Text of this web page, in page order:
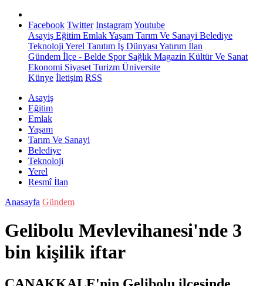
Facebook Twitter InstagramYoutube
Asayiş Eğitim EmlakYaşam Tarım Ve Sanayi Belediye
Teknoloji Yerel Tanıtım İş Dünyası Yatırım İlan
Gündem İlçe - Belde SporSağlık Magazin Kültür Ve Sanat
Ekonomi Siyaset Turizm Üniversite
Künye İletişim RSS
Asayiş
Eğitim
Emlak
Yaşam
Tarım Ve Sanayi
Belediye
Teknoloji
Yerel
Resmî İlan
Anasayfa Gündem
Gelibolu Mevlevihanesi'nde 3
bin kişilik iftar